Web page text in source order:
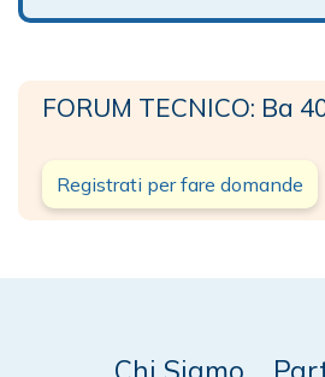
FORUM TECNICO: Ba
Registrati per fare domande